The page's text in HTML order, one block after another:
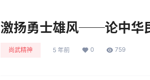
激扬勇士雄风──论中华
尚武精神 5 年前 0 759